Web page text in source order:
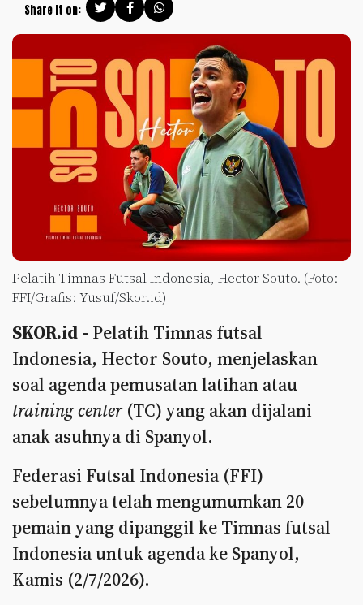
Share it on:
Pelatih Timnas Futsal Indonesia, Hector Souto. (Foto:
FFI/Grafis: Yusuf/Skor.id)
SKOR.id - Pelatih Timnas futsal
Indonesia, Hector Souto, menjelaskan
soal agenda pemusatan latihan atau
training center(TC) yang akan dijalani
anak asuhnya di Spanyol.
Federasi Futsal Indonesia (FFI)
sebelumnya telah mengumumkan 20
pemain yang dipanggil ke Timnas futsal
Indonesia untuk agenda ke Spanyol,
Kamis (2/7/2026).
Video